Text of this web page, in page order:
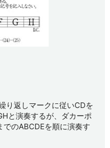
り返しマークに従いCDを
と演奏するが、ダカーポ
のABCDEを順に演奏す